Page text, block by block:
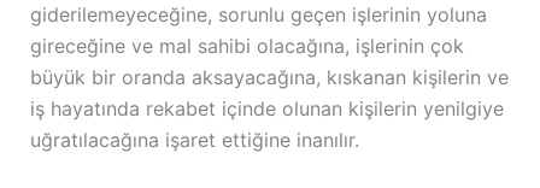
giderilemeyeceğine, sorunlu geçen işlerinin yoluna
gireceğine ve mal sahibi olacağına, işlerinin çok
büyük bir oranda aksayacağına, kıskanan kişilerin ve
iş hayatında rekabet içinde olunan kişilerin yenilgiye
uğratılacağına işaret ettiğine inanılır.